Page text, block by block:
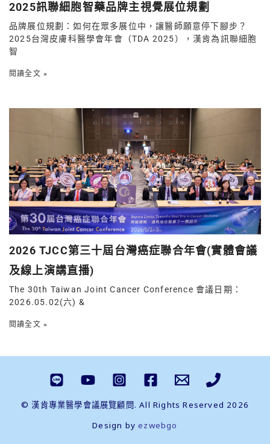
2025訊聯細胞智藥品牌主視覺展位規劃
品牌展位規劃：如何在眾多展位中，讓醫師願意停下腳步？
2025台灣皮膚科醫學會年會（TDA 2025），漢肯為訊聯細胞
智
閱讀全文 »
2026 TJCC第三十屆台灣癌症聯合年會(實體會議
及線上演講直播)
The 30th Taiwan Joint Cancer Conference 會議日期：
2026.05.02(六) &
閱讀全文 »
© 漢肯專業醫學會議展覽顧問. All Rights Reserved 2026
Design by ezwebgo